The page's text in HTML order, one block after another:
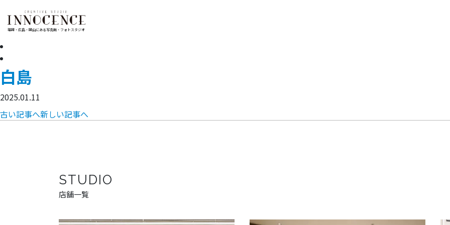
福岡・広島・岡山にある写真館・フォトスタジオ
白島
2025.01.11
古い記事へ新しい記事へ
STUDIO
店舗一覧